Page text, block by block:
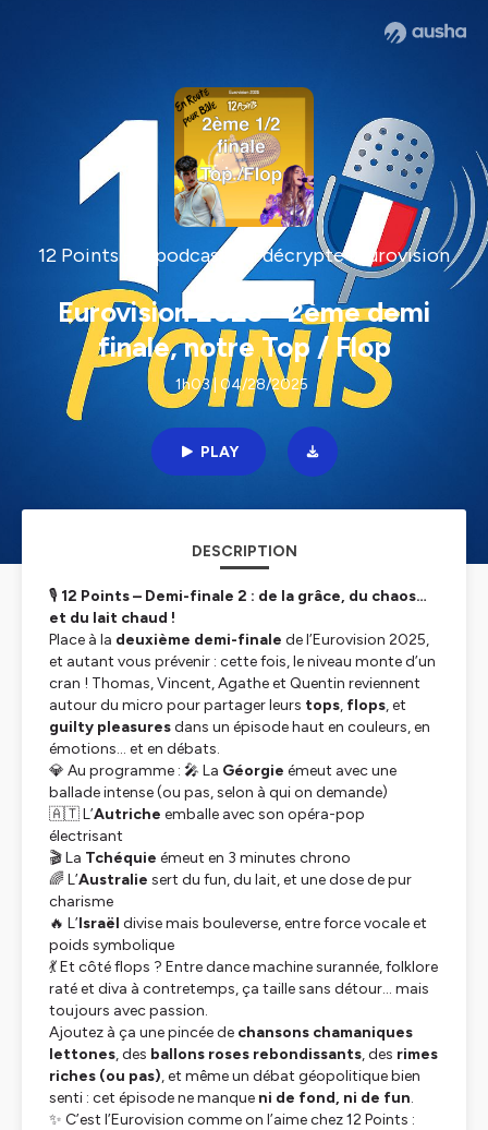
12 Points - le podcast qui décrypte l'Eurovision
Eurovision 2025 - 2ème demi
finale, notre Top / Flop
1h03 | 04/28/2025
PLAY
DESCRIPTION
🎙️ 12 Points – Demi-finale 2 : de la grâce, du chaos…
et du lait chaud !
Place à la deuxième demi-finale de l’Eurovision 2025,
et autant vous prévenir : cette fois, le niveau monte d’un
cran ! Thomas, Vincent, Agathe et Quentin reviennent
autour du micro pour partager leurs tops, flops, et
guilty pleasuresdans un épisode haut en couleurs, en
émotions… et en débats.
💎 Au programme : 🎤 La Géorgie émeut avec une
ballade intense (ou pas, selon à qui on demande)
🇦🇹 L’Autriche emballe avec son opéra-pop
électrisant
🎬 La Tchéquie émeut en 3 minutes chrono
🌈 L’Australie sert du fun, du lait, et une dose de pur
charisme
🔥 L’Israël divise mais bouleverse, entre force vocale et
poids symbolique
💃 Et côté flops ? Entre dance machine surannée, folklore
raté et diva à contretemps, ça taille sans détour… mais
toujours avec passion.
Ajoutez à ça une pincée de chansons chamaniques
lettones, des ballons roses rebondissants, des rimes
riches (ou pas), et même un débat géopolitique bien
senti : cet épisode ne manque ni de fond, ni de fun.
✨ C’est l’Eurovision comme on l’aime chez12 Points :